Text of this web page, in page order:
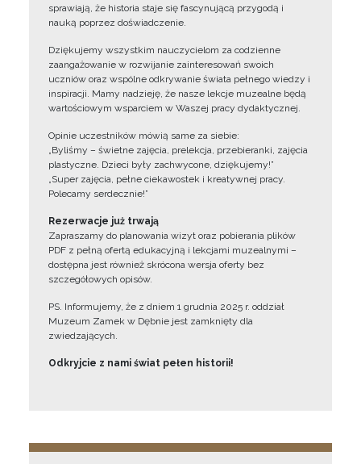
sprawiają, że historia staje się fascynującą przygodą i
nauką poprzez doświadczenie.
Dziękujemy wszystkim nauczycielom za codzienne
zaangażowanie w rozwijanie zainteresowań swoich
uczniów oraz wspólne odkrywanie świata pełnego wiedzy i
inspiracji. Mamy nadzieję, że nasze lekcje muzealne będą
wartościowym wsparciem w Waszej pracy dydaktycznej.
Opinie uczestników mówią same za siebie:
„Byliśmy – świetne zajęcia, prelekcja, przebieranki, zajęcia
plastyczne. Dzieci były zachwycone, dziękujemy!”
„Super zajęcia, pełne ciekawostek i kreatywnej pracy.
Polecamy serdecznie!”
Rezerwacje już trwają
Zapraszamy do planowania wizyt oraz pobierania plików
PDF z pełną ofertą edukacyjną i lekcjami muzealnymi –
dostępna jest również skrócona wersja oferty bez
szczegółowych opisów.
PS. Informujemy, że z dniem 1 grudnia 2025 r. oddział
Muzeum Zamek w Dębnie jest zamknięty dla
zwiedzających.
Odkryjcie z nami świat pełen historii!